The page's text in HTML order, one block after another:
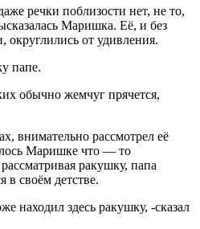
речки поблизости нет, не то,
Маришка. Её, и без
округлились от удивления.
папе.
обычно жемчуг прячется,
внимательно рассмотрел её
Маришке что — то
ракушку, папа
в своём детстве.
находил здесь ракушку, -сказал